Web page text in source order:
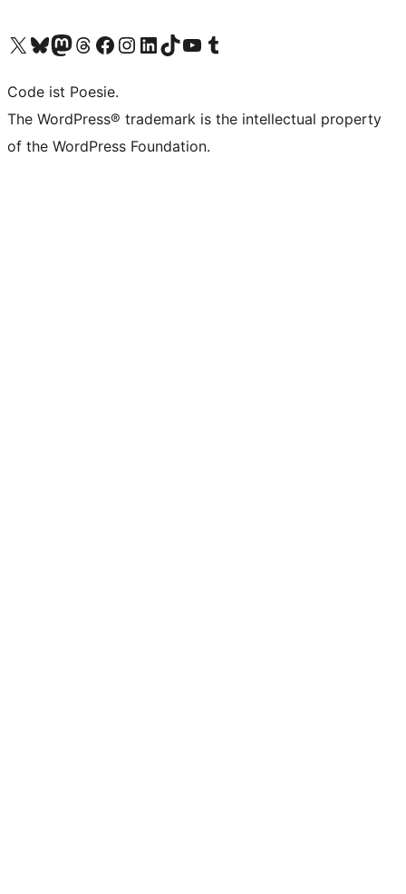
Unser X-Konto (früher Twitter) besuchen
Unser Bluesky-Konto besuchen
Unser Mastodon-Konto besuchen
Unser Threads-Konto besuchen
Unsere Facebook-Seite besuchen
Unser Instagram-Konto besuchen
Unser LinkedIn-Konto besuchen
Unser TikTok-Konto besuchen
Unseren YouTube-Kanal besuchen
Unser Tumblr-Konto besuchen
Code ist Poesie.
The WordPress® trademark is the intellectual property
of the WordPress Foundation.